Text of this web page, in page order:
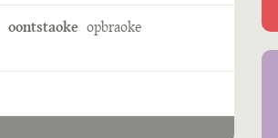
oontstaoke opbraoke